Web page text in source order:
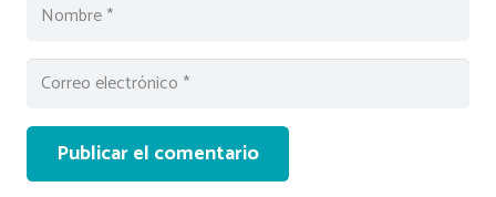
Publicar el comentario